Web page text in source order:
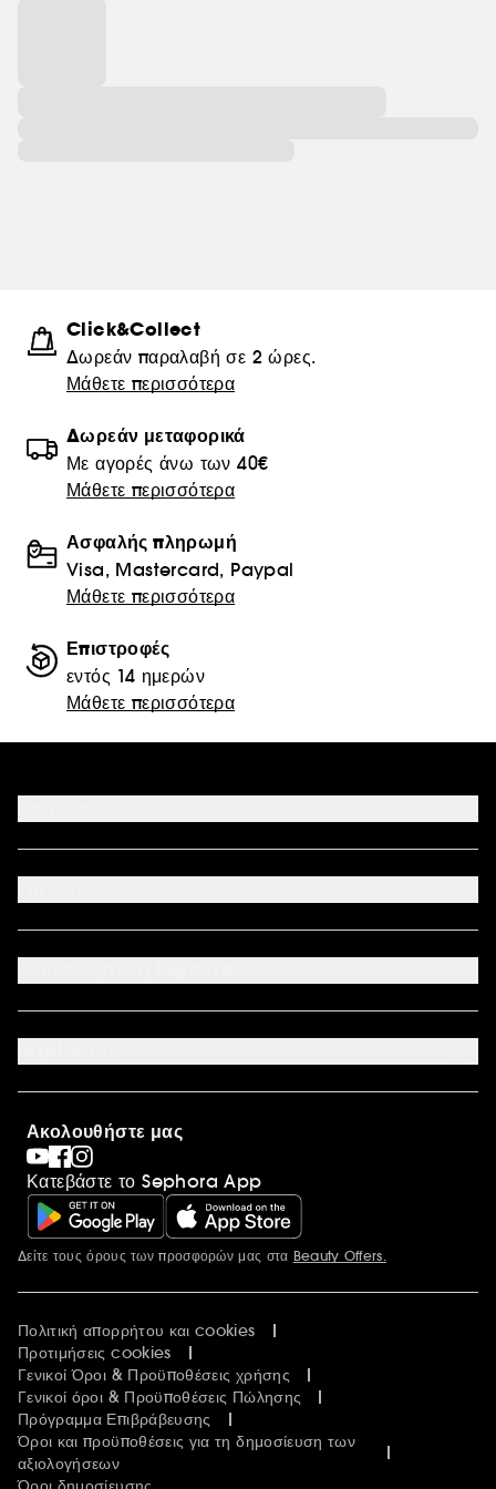
Click&Collect
Δωρεάν παραλαβή σε 2 ώρες.
Μάθετε περισσότερα
Δωρεάν μεταφορικά
Με αγορές άνω των 40€
Μάθετε περισσότερα
Ασφαλής πληρωμή
Visa, Mastercard, Paypal
Μάθετε περισσότερα
Επιστροφές
εντός 14 ημερών
Μάθετε περισσότερα
Επικοινωνήστε μαζί μας
Αποδεκτοί τρόποι πληρωμής
Καταστήματα
Όροι επιστροφής προϊόντων
Σχετικά με τη Sephora
Οικονομικά στοιχεία
Sephora Prize
Clean at Sephora
Συσκευασία Παραγγελιών
Sephora Stands
Ακολουθήστε μας
Κατεβάστε το Sephora App
Περισσότερες πληροφορίες
Δείτε τους όρους των προσφορών μας στα Beauty Offers.
Πολιτική απορρήτου και cookies
Προτιμήσεις cookies
Γενικοί Όροι & Προϋποθέσεις χρήσης
Γενικοί όροι & Προϋποθέσεις Πώλησης
Πρόγραμμα Επιβράβευσης
Όροι και προϋποθέσεις για τη δημοσίευση των
αξιολογήσεων